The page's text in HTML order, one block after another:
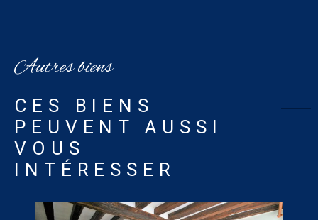
Autres biens
CES BIENS
PEUVENT AUSSI
VOUS
INTÉRESSER